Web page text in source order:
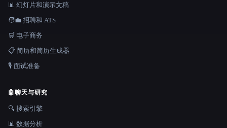
📊 幻灯片和演示文稿
🧑‍💼 招聘和 ATS
🛒 电子商务
📋 简历和简历生成器
🎙️ 面试准备
🤖聊天与研究
🔍 搜索引擎
📊 数据分析